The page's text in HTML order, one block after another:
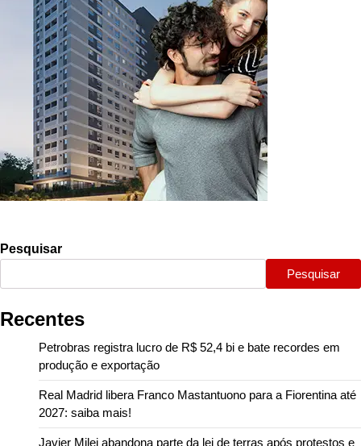
Pesquisar
Pesquisar
Recentes
Petrobras registra lucro de R$ 52,4 bi e bate recordes em
produção e exportação
Real Madrid libera Franco Mastantuono para a Fiorentina até
2027: saiba mais!
Javier Milei abandona parte da lei de terras após protestos e